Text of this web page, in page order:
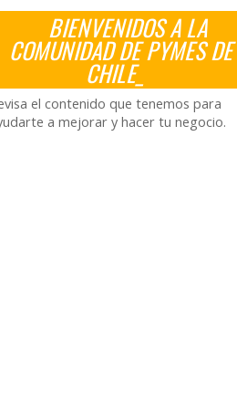
BIENVENIDOS A LA
COMUNIDAD DE PYMES DE
CHILE_
el contenido que tenemos para
a mejorar y hacer tu negocio.